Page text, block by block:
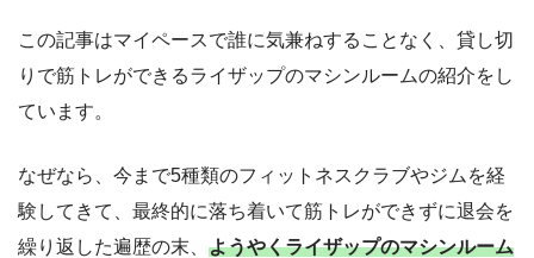
この記事はマイペースで誰に気兼ねすることなく、貸し切
りで筋トレができるライザップのマシンルームの紹介をし
ています。
なぜなら、今まで5種類のフィットネスクラブやジムを経
験してきて、最終的に落ち着いて筋トレができずに退会を
繰り返した遍歴の末、 ようやくライザップのマシンルーム